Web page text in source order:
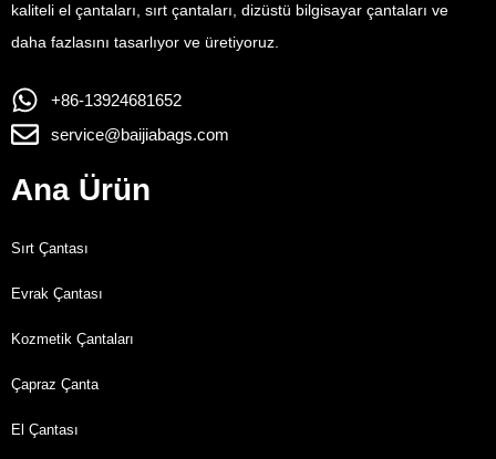
kaliteli el çantaları, sırt çantaları, dizüstü bilgisayar çantaları ve
daha fazlasını tasarlıyor ve üretiyoruz.
+86-13924681652
service@baijiabags.com
Ana Ürün
Sırt Çantası
Evrak Çantası
Kozmetik Çantaları
Çapraz Çanta
El Çantası